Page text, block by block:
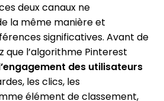
deux canaux ne
la même manière et
significatives. Avant de
que l’algorithme Pinterest
’engagement des utilisateurs
les clics, les
élément de classement,